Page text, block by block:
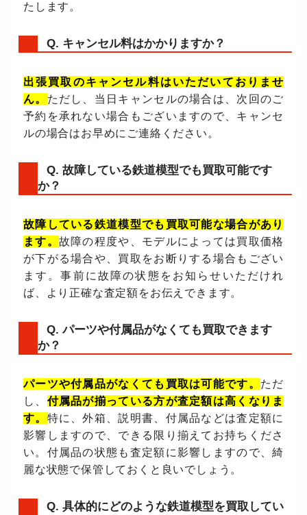
たします。
Q. キャンセル料はかかりますか？
出張買取のキャンセル料はいただいておりませ
ん。 ただし、当日キャンセルの場合は、次回のご
予約を承れない場合もございますので、キャンセ
ルの場合はお早めにご連絡ください。
Q. 故障している鉄道模型でも買取可能です
か？
故障している鉄道模型でも買取可能な場合があり
ます。 故障の程度や、モデルによっては買取価格
が下がる場合や、買取をお断りする場合もござい
ます。事前に故障の状態をお知らせいただけれ
ば、より正確な査定額をお伝えできます。
Q. パーツや付属品がなくても買取できます
か？
パーツや付属品がなくても買取は可能です。 ただ
し、 付属品が揃っている方が査定額は高くなりま
す。 特に、外箱、説明書、付属品などは査定額に
影響しますので、できる限り揃えてお持ちくださ
い。付属品の状態も査定額に影響しますので、綺
麗な状態で保管しておくと良いでしょう。
Q. 具体的にどのような鉄道模型を買取してい